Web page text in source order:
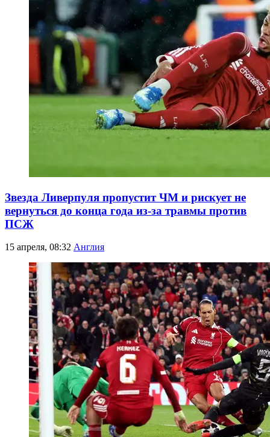
Звезда Ливерпуля пропустит ЧМ и рискует не
вернуться до конца года из-за травмы против
ПСЖ
15 апреля, 08:32 Англия